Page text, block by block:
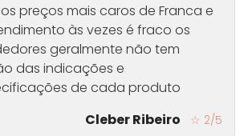
preços mais caros de Franca e
às vezes é fraco os
geralmente não tem
das indicações e
de cada produto
Cleber Ribeiro
☆ 2/5